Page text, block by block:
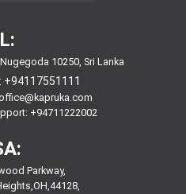
10250, Sri Lanka
+94117551111
+94711222002
Parkway,